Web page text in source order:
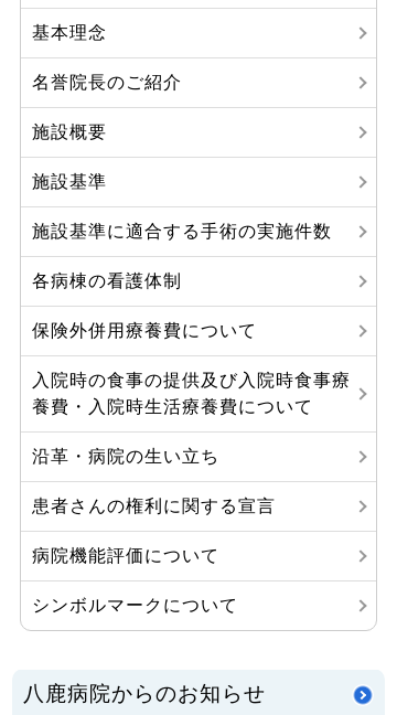
基本理念
名誉院長のご紹介
施設概要
施設基準
施設基準に適合する手術の実施件数
各病棟の看護体制
保険外併用療養費について
入院時の食事の提供及び入院時食事療
養費・入院時生活療養費について
沿革・病院の生い立ち
患者さんの権利に関する宣言
病院機能評価について
シンボルマークについて
八鹿病院からのお知らせ